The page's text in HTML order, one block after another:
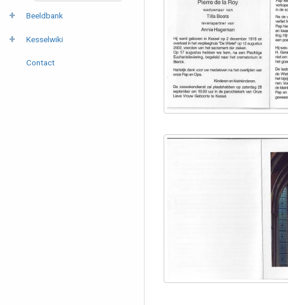
Beeldbank
Kesselwiki
Contact